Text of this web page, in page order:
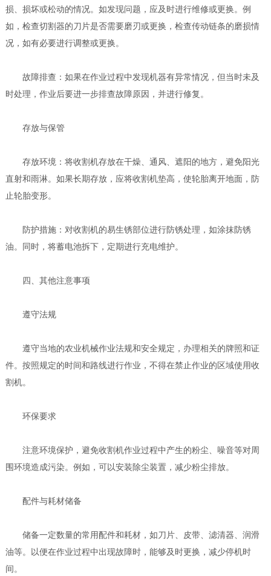
损、损坏或松动的情况。如发现问题，应及时进行维修或更换。例
如，检查切割器的刀片是否需要磨刃或更换，检查传动链条的磨损情
况，如有必要进行调整或更换。
故障排查：如果在作业过程中发现机器有异常情况，但当时未及
时处理，作业后要进一步排查故障原因，并进行修复。
存放与保管
存放环境：将收割机存放在干燥、通风、遮阳的地方，避免阳光
直射和雨淋。如果长期存放，应将收割机垫高，使轮胎离开地面，防
止轮胎变形。
防护措施：对收割机的易生锈部位进行防锈处理，如涂抹防锈
油。同时，将蓄电池拆下，定期进行充电维护。
四、其他注意事项
遵守法规
遵守当地的农业机械作业法规和安全规定，办理相关的牌照和证
件。按照规定的时间和路线进行作业，不得在禁止作业的区域使用收
割机。
环保要求
注意环境保护，避免收割机作业过程中产生的粉尘、噪音等对周
围环境造成污染。例如，可以安装除尘装置，减少粉尘排放。
配件与耗材储备
储备一定数量的常用配件和耗材，如刀片、皮带、滤清器、润滑
油等。以便在作业过程中出现故障时，能够及时更换，减少停机时
间。